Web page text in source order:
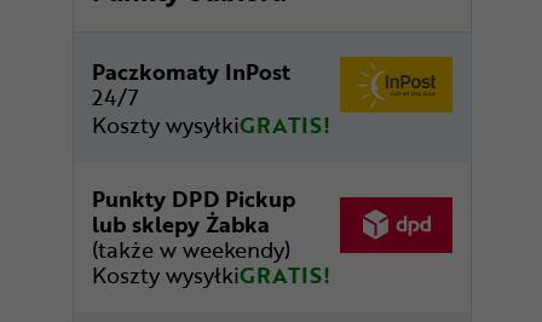
Paczkomaty InPost
24/7
Koszty wysyłkiGRATIS!
Punkty DPD Pickup
lub sklepy Żabka
(także w weekendy)
Koszty wysyłkiGRATIS!